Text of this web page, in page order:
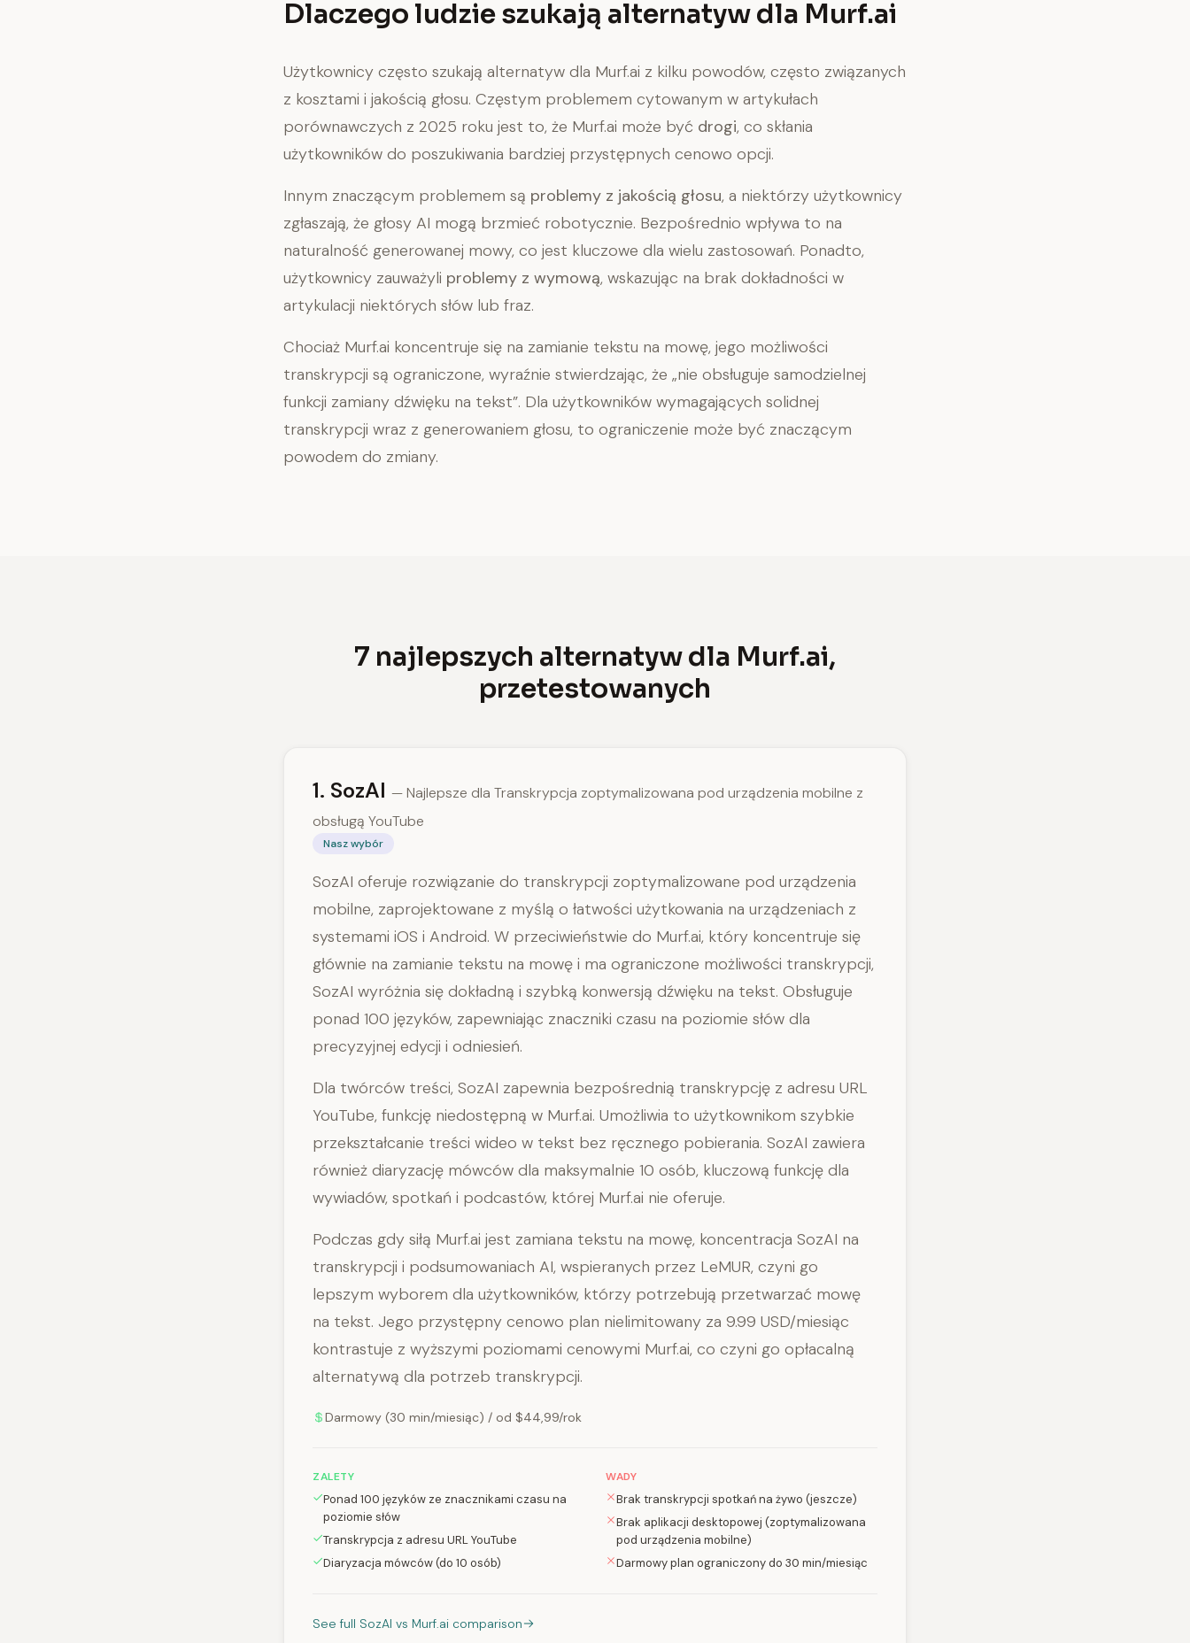
Dlaczego ludzie szukają alternatyw dla Murf.ai
Użytkownicy często szukają alternatyw dla Murf.ai z kilku powodów, często związanych
z kosztami i jakością głosu. Częstym problemem cytowanym w artykułach
porównawczych z 2025 roku jest to, że Murf.ai może być drogi, co skłania
użytkowników do poszukiwania bardziej przystępnych cenowo opcji.
Innym znaczącym problemem są problemy z jakością głosu, a niektórzy użytkownicy
zgłaszają, że głosy AI mogą brzmieć robotycznie. Bezpośrednio wpływa to na
naturalność generowanej mowy, co jest kluczowe dla wielu zastosowań. Ponadto,
użytkownicy zauważyli problemy z wymową, wskazując na brak dokładności w
artykulacji niektórych słów lub fraz.
Chociaż Murf.ai koncentruje się na zamianie tekstu na mowę, jego możliwości
transkrypcji są ograniczone, wyraźnie stwierdzając, że „nie obsługuje samodzielnej
funkcji zamiany dźwięku na tekst”. Dla użytkowników wymagających solidnej
transkrypcji wraz z generowaniem głosu, to ograniczenie może być znaczącym
powodem do zmiany.
7 najlepszych alternatyw dla Murf.ai,
przetestowanych
1. SozAI — Najlepsze dla Transkrypcja zoptymalizowana pod urządzenia mobilne z
obsługą YouTube
Nasz wybór
SozAI oferuje rozwiązanie do transkrypcji zoptymalizowane pod urządzenia
mobilne, zaprojektowane z myślą o łatwości użytkowania na urządzeniach z
systemami iOS i Android. W przeciwieństwie do Murf.ai, który koncentruje się
głównie na zamianie tekstu na mowę i ma ograniczone możliwości transkrypcji,
SozAI wyróżnia się dokładną i szybką konwersją dźwięku na tekst. Obsługuje
ponad 100 języków, zapewniając znaczniki czasu na poziomie słów dla
precyzyjnej edycji i odniesień.
Dla twórców treści, SozAI zapewnia bezpośrednią transkrypcję z adresu URL
YouTube, funkcję niedostępną w Murf.ai. Umożliwia to użytkownikom szybkie
przekształcanie treści wideo w tekst bez ręcznego pobierania. SozAI zawiera
również diaryzację mówców dla maksymalnie 10 osób, kluczową funkcję dla
wywiadów, spotkań i podcastów, której Murf.ai nie oferuje.
Podczas gdy siłą Murf.ai jest zamiana tekstu na mowę, koncentracja SozAI na
transkrypcji i podsumowaniach AI, wspieranych przez LeMUR, czyni go
lepszym wyborem dla użytkowników, którzy potrzebują przetwarzać mowę
na tekst. Jego przystępny cenowo plan nielimitowany za 9.99 USD/miesiąc
kontrastuje z wyższymi poziomami cenowymi Murf.ai, co czyni go opłacalną
alternatywą dla potrzeb transkrypcji.
Darmowy (30 min/miesiąc) / od $44,99/rok
ZALETY
Ponad 100 języków ze znacznikami czasu na
poziomie słów
Transkrypcja z adresu URL YouTube
Diaryzacja mówców (do 10 osób)
WADY
Brak transkrypcji spotkań na żywo (jeszcze)
Brak aplikacji desktopowej (zoptymalizowana
pod urządzenia mobilne)
Darmowy plan ograniczony do 30 min/miesiąc
See full SozAI vs Murf.ai comparison